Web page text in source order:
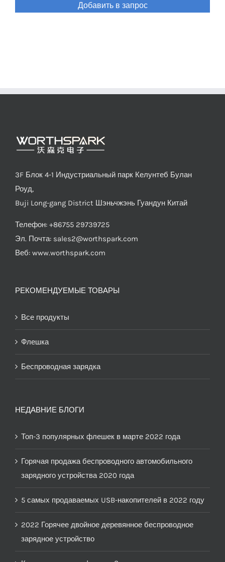
Добавить в запрос
3F Блок 4-1 Индустриальный парк Келунтеб Булан
Роуд,
Buji Long-gang District Шэньчжэнь Гуандун Китай
Телефон: +86755 29739725
Эл. Почта: sales2@worthspark.com
Веб: www.worthspark.com
РЕКОМЕНДУЕМЫЕ ТОВАРЫ
Все продукты
Флешка
Беспроводная зарядка
НЕДАВНИЕ БЛОГИ
Топ-3 популярных флешек в марте 2022 года
Горячая продажа беспроводного автомобильного
зарядного устройства 2020 года
5 самых продаваемых USB-накопителей в 2022 году
2022 Горячее двойное деревянное беспроводное
зарядное устройство